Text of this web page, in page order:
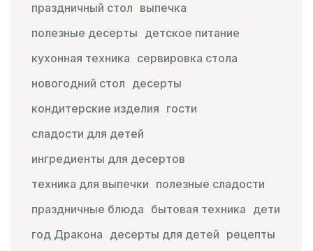
праздничный стол выпечка
полезные десерты детское питание
кухонная техника сервировка стола
новогодний стол десерты
кондитерские изделия гости
сладости для детей
ингредиенты для десертов
техника для выпечки полезные сладости
праздничные блюда бытовая техника дети
год Дракона десерты для детей рецепты